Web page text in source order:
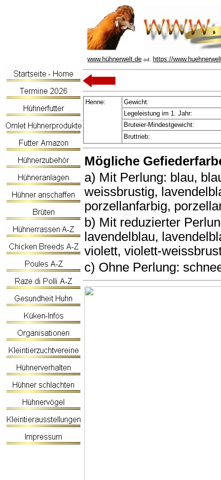
www.hühnerwelt.de od. https://
Henne:
Gewicht:
Legeleistung im 1. Jahr:
Bruteier-Mindestgewicht:
Bruttrieb:
Mögliche
a) Mit Perlung: blau,
weissbrustig,
porzellanfarbig,
b) Mit reduzierter
lavendelblau,
violett, violett-
c) Ohne Perlung: